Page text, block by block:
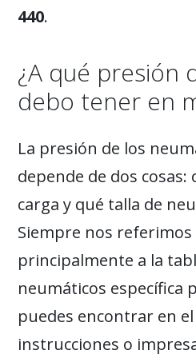
440.
¿A qué presión
debo tener en
La presión de los
depende de dos
carga y qué talla de
Siempre nos
principalmente a la
neumáticos específica
puedes encontrar en
instrucciones o